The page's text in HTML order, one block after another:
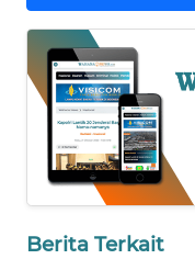
Berita Terkait
WN
BABEL
WN
SUMBAR